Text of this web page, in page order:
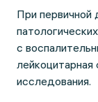
При первичной
с
исследования.